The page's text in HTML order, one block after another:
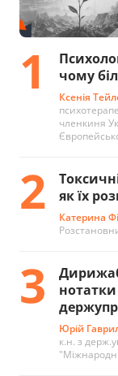
1
чому
Ксенія
членкиня
2
як їх
Катерина
3
Юрій
к.н. з